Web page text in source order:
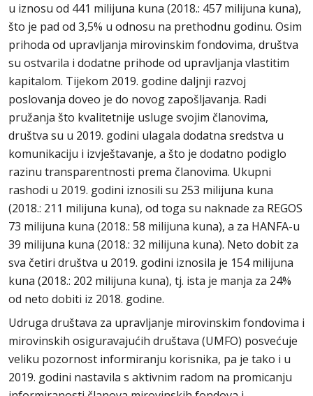
u iznosu od 441 milijuna kuna (2018.: 457 milijuna kuna),
što je pad od 3,5% u odnosu na prethodnu godinu. Osim
prihoda od upravljanja mirovinskim fondovima, društva
su ostvarila i dodatne prihode od upravljanja vlastitim
kapitalom. Tijekom 2019. godine daljnji razvoj
poslovanja doveo je do novog zapošljavanja. Radi
pružanja što kvalitetnije usluge svojim članovima,
društva su u 2019. godini ulagala dodatna sredstva u
komunikaciju i izvještavanje, a što je dodatno podiglo
razinu transparentnosti prema članovima. Ukupni
rashodi u 2019. godini iznosili su 253 milijuna kuna
(2018.: 211 milijuna kuna), od toga su naknade za REGOS
73 milijuna kuna (2018.: 58 milijuna kuna), a za HANFA-u
39 milijuna kuna (2018.: 32 milijuna kuna). Neto dobit za
sva četiri društva u 2019. godini iznosila je 154 milijuna
kuna (2018.: 202 milijuna kuna), tj. ista je manja za 24%
od neto dobiti iz 2018. godine.
Udruga društava za upravljanje mirovinskim fondovima i
mirovinskih osiguravajućih društava (UMFO) posvećuje
veliku pozornost informiranju korisnika, pa je tako i u
2019. godini nastavila s aktivnim radom na promicanju